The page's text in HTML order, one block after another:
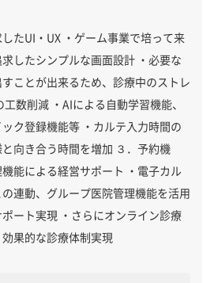
たUI・UX ・ゲーム事業で培って来
したシンプルな画面設計 ・必要な
ことが出来るため、診療中のストレ
数削減 ・AIによる自動学習機能、
ク登録機能等 ・カルテ入力時間の
向き合う時間を増加 ３．予約機
能による経営サポート ・電子カル
連動、グループ医院管理機能を活用
ート実現 ・さらにオンライン診療
果的な診療体制実現